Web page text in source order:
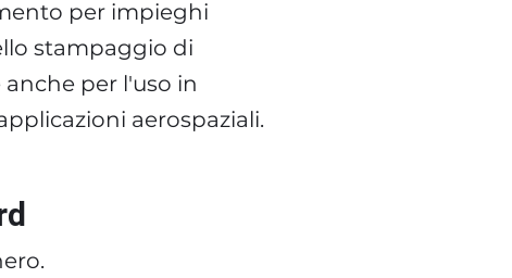
per impieghi
stampaggio di
per l'uso in
aerospaziali.